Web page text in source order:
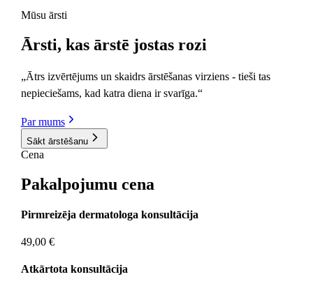
Mūsu ārsti
Ārsti, kas ārstē jostas rozi
„Ātrs izvērtējums un skaidrs ārstēšanas virziens - tieši tas
nepieciešams, kad katra diena ir svarīga.“
Par mums
Sākt ārstēšanu
Cena
Pakalpojumu cena
Pirmreizēja dermatologa konsultācija
49,00 €
Atkārtota konsultācija